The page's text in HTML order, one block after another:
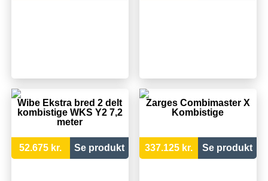
Wibe Ekstra bred 2 delt
kombistige WKS Y2 7,2
meter
52.675 kr. Se produkt
Zarges Combimaster X
Kombistige
337.125 kr. Se produkt